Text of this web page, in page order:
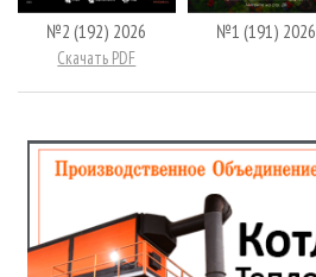
№2 (192) 2026
Скачать PDF
№1 (191) 2026